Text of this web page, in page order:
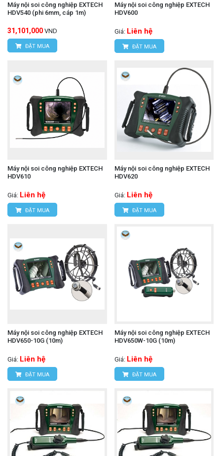
Máy nội soi công nghiệp EXTECH
HDV540 (phi 6mm, cáp 1m)
31,101,000 VND
ĐẶT MUA
Máy nội soi công nghiệp EXTECH
HDV600
Giá: Liên hệ
ĐẶT MUA
Máy nội soi công nghiệp EXTECH
HDV610
Giá: Liên hệ
ĐẶT MUA
Máy nội soi công nghiệp EXTECH
HDV620
Giá: Liên hệ
ĐẶT MUA
Máy nội soi công nghiệp EXTECH
HDV650-10G (10m)
Giá: Liên hệ
ĐẶT MUA
Máy nội soi công nghiệp EXTECH
HDV650W-10G (10m)
Giá: Liên hệ
ĐẶT MUA